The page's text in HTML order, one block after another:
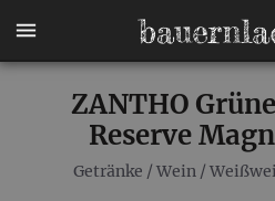
ZANTHO
Reserve
Getränke / Wein/